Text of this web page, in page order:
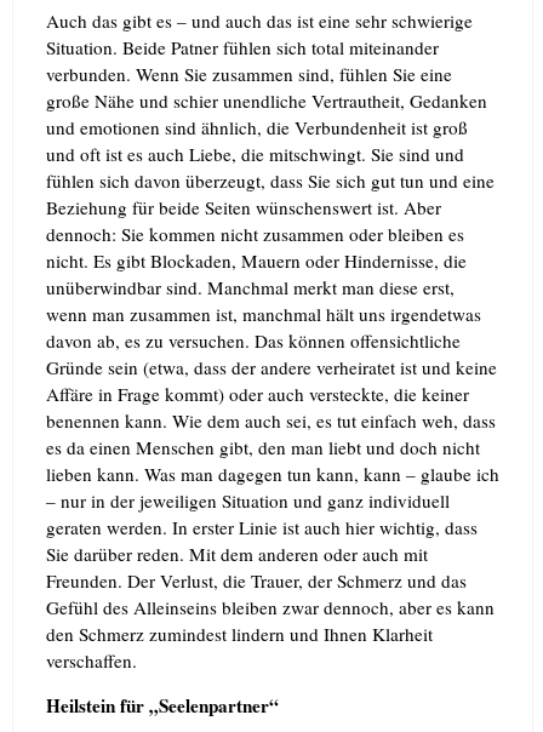
Auch das gibt es – und auch das ist eine sehr schwierige
Situation. Beide Patner fühlen sich total miteinander
verbunden. Wenn Sie zusammen sind, fühlen Sie eine
große Nähe und schier unendliche Vertrautheit, Gedanken
und emotionen sind ähnlich, die Verbundenheit ist groß
und oft ist es auch Liebe, die mitschwingt. Sie sind und
fühlen sich davon überzeugt, dass Sie sich gut tun und eine
Beziehung für beide Seiten wünschenswert ist. Aber
dennoch: Sie kommen nicht zusammen oder bleiben es
nicht. Es gibt Blockaden, Mauern oder Hindernisse, die
unüberwindbar sind. Manchmal merkt man diese erst,
wenn man zusammen ist, manchmal hält uns irgendetwas
davon ab, es zu versuchen. Das können offensichtliche
Gründe sein (etwa, dass der andere verheiratet ist und keine
Affäre in Frage kommt) oder auch versteckte, die keiner
benennen kann. Wie dem auch sei, es tut einfach weh, dass
es da einen Menschen gibt, den man liebt und doch nicht
lieben kann. Was man dagegen tun kann, kann – glaube ich
– nur in der jeweiligen Situation und ganz individuell
geraten werden. In erster Linie ist auch hier wichtig, dass
Sie darüber reden. Mit dem anderen oder auch mit
Freunden. Der Verlust, die Trauer, der Schmerz und das
Gefühl des Alleinseins bleiben zwar dennoch, aber es kann
den Schmerz zumindest lindern und Ihnen Klarheit
verschaffen.
Heilstein für „Seelenpartner“